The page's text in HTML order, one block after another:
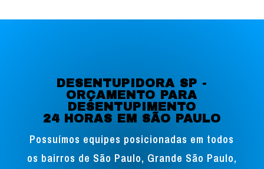
DESENTUPIDORA SP -
ORÇAMENTO PARA
DESENTUPIMENTO
24 HORAS EM SÃO PAULO
Possuímos equipes posicionadas em todos
os bairros de São Paulo, Grande São Paulo,